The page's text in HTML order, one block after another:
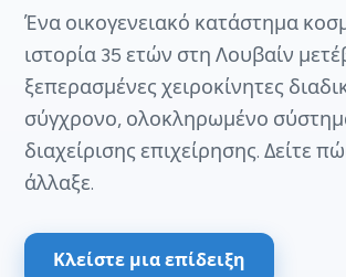
Ένα οικογενειακό κατάστημα
ιστορία 35 ετών στη Λουβαίν
ξεπερασμένες χειροκίνητες
σύγχρονο, ολοκληρωμένο
διαχείρισης επιχείρησης. Δείτε
άλλαξε.
Κλείστε μια επίδειξη